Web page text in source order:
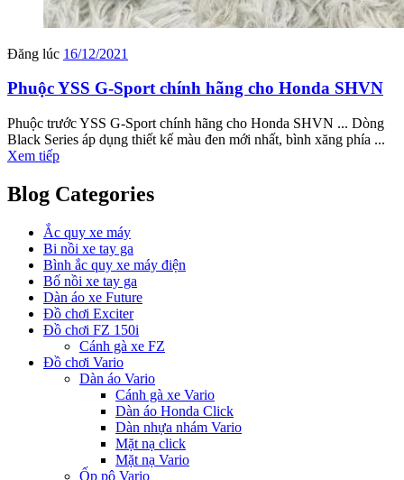
Đăng lúc 16/12/2021
Phuộc YSS G-Sport chính hãng cho Honda SHVN
Phuộc trước YSS G-Sport chính hãng cho Honda SHVN ... Dòng
Black Series áp dụng thiết kế màu đen mới nhất, bình xăng phía ...
Xem tiếp
Blog Categories
Ắc quy xe máy
Bi nồi xe tay ga
Bình ắc quy xe máy điện
Bố nồi xe tay ga
Dàn áo xe Future
Đồ chơi Exciter
Đồ chơi FZ 150i
Cánh gà xe FZ
Đồ chơi Vario
Dàn áo Vario
Cánh gà xe Vario
Dàn áo Honda Click
Dàn nhựa nhám Vario
Mặt nạ click
Mặt nạ Vario
Ốp pô Vario